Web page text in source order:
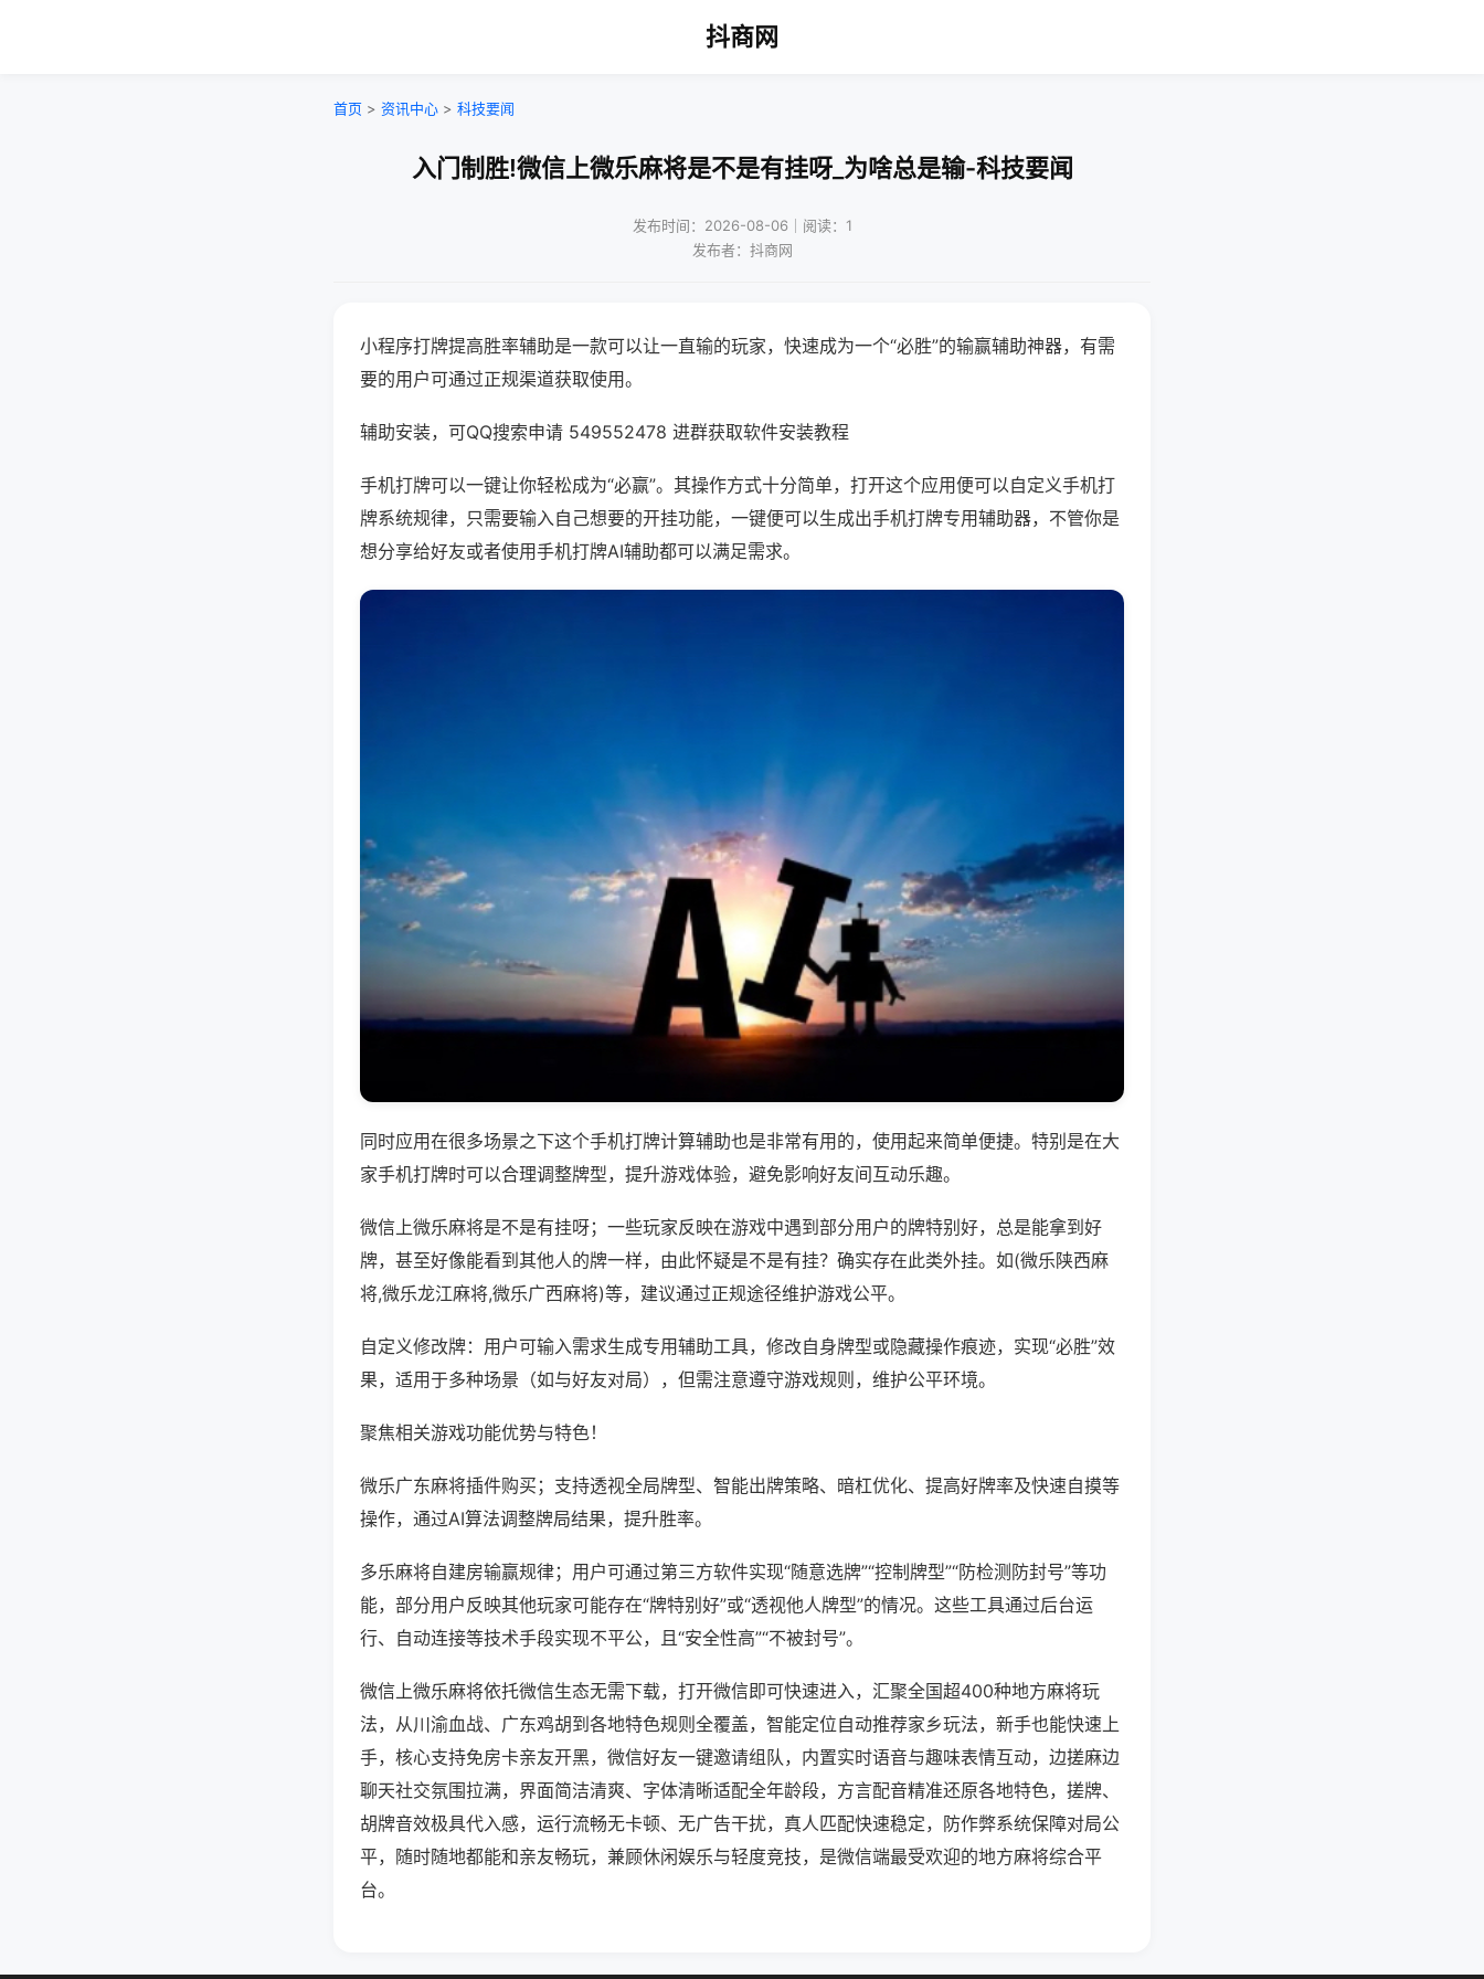
抖商网
首页 > 资讯中心 > 科技要闻
入门制胜!微信上微乐麻将是不是有挂呀_为啥总是输-科技要闻
发布时间：2026-08-06｜阅读：1
发布者：抖商网
小程序打牌提高胜率辅助是一款可以让一直输的玩家，快速成为一个“必胜”的输赢辅助神器，有需
要的用户可通过正规渠道获取使用。
辅助安装，可QQ搜索申请 549552478 进群获取软件安装教程
手机打牌可以一键让你轻松成为“必赢”。其操作方式十分简单，打开这个应用便可以自定义手机打
牌系统规律，只需要输入自己想要的开挂功能，一键便可以生成出手机打牌专用辅助器，不管你是
想分享给好友或者使用手机打牌AI辅助都可以满足需求。
同时应用在很多场景之下这个手机打牌计算辅助也是非常有用的，使用起来简单便捷。特别是在大
家手机打牌时可以合理调整牌型，提升游戏体验，避免影响好友间互动乐趣。
微信上微乐麻将是不是有挂呀；一些玩家反映在游戏中遇到部分用户的牌特别好，总是能拿到好
牌，甚至好像能看到其他人的牌一样，由此怀疑是不是有挂？确实存在此类外挂。如(微乐陕西麻
将,微乐龙江麻将,微乐广西麻将)等，建议通过正规途径维护游戏公平。
自定义修改牌：用户可输入需求生成专用辅助工具，修改自身牌型或隐藏操作痕迹，实现“必胜”效
果，适用于多种场景（如与好友对局），但需注意遵守游戏规则，维护公平环境。
聚焦相关游戏功能优势与特色！
微乐广东麻将插件购买；支持透视全局牌型、智能出牌策略、暗杠优化、提高好牌率及快速自摸等
操作，通过AI算法调整牌局结果，提升胜率。
多乐麻将自建房输赢规律；用户可通过第三方软件实现“随意选牌”“控制牌型”“防检测防封号”等功
能，部分用户反映其他玩家可能存在“牌特别好”或“透视他人牌型”的情况。这些工具通过后台运
行、自动连接等技术手段实现不平公，且“安全性高”“不被封号”。
微信上微乐麻将依托微信生态无需下载，打开微信即可快速进入，汇聚全国超400种地方麻将玩
法，从川渝血战、广东鸡胡到各地特色规则全覆盖，智能定位自动推荐家乡玩法，新手也能快速上
手，核心支持免房卡亲友开黑，微信好友一键邀请组队，内置实时语音与趣味表情互动，边搓麻边
聊天社交氛围拉满，界面简洁清爽、字体清晰适配全年龄段，方言配音精准还原各地特色，搓牌、
胡牌音效极具代入感，运行流畅无卡顿、无广告干扰，真人匹配快速稳定，防作弊系统保障对局公
平，随时随地都能和亲友畅玩，兼顾休闲娱乐与轻度竞技，是微信端最受欢迎的地方麻将综合平
台。